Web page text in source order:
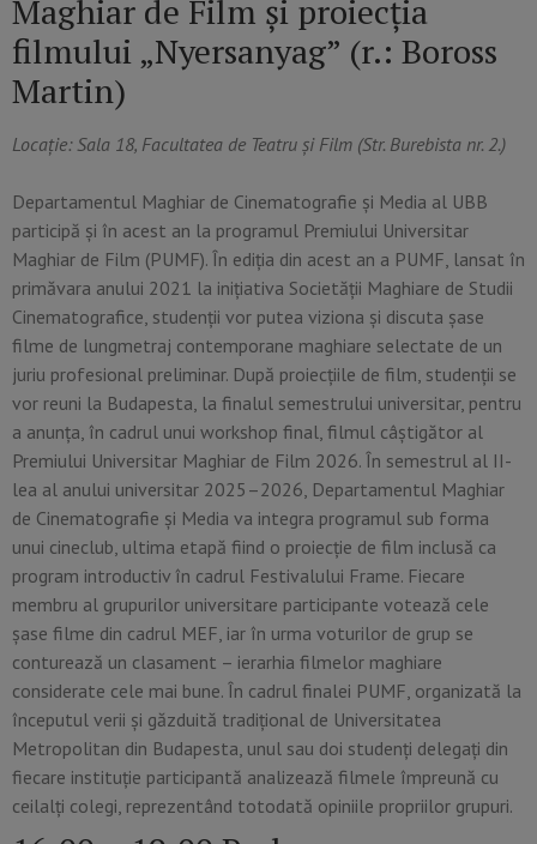
Maghiar de Film și proiecția
filmului „Nyersanyag” (r.: Boross
Martin)
Locație: Sala 18, Facultatea de Teatru și Film (Str. Burebista nr. 2.)
Departamentul Maghiar de Cinematografie și Media al UBB
participă și în acest an la programul Premiului Universitar
Maghiar de Film (PUMF). În ediția din acest an a PUMF, lansat în
primăvara anului 2021 la inițiativa Societății Maghiare de Studii
Cinematografice, studenții vor putea viziona și discuta șase
filme de lungmetraj contemporane maghiare selectate de un
juriu profesional preliminar. După proiecțiile de film, studenții se
vor reuni la Budapesta, la finalul semestrului universitar, pentru
a anunța, în cadrul unui workshop final, filmul câștigător al
Premiului Universitar Maghiar de Film 2026. În semestrul al II-
lea al anului universitar 2025–2026, Departamentul Maghiar
de Cinematografie și Media va integra programul sub forma
unui cineclub, ultima etapă fiind o proiecție de film inclusă ca
program introductiv în cadrul Festivalului Frame. Fiecare
membru al grupurilor universitare participante votează cele
șase filme din cadrul MEF, iar în urma voturilor de grup se
conturează un clasament – ierarhia filmelor maghiare
considerate cele mai bune. În cadrul finalei PUMF, organizată la
începutul verii și găzduită tradițional de Universitatea
Metropolitan din Budapesta, unul sau doi studenți delegați din
fiecare instituție participantă analizează filmele împreună cu
ceilalți colegi, reprezentând totodată opiniile propriilor grupuri.